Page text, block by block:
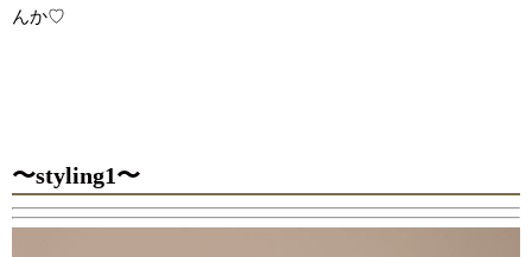
んか♡
〜styling1〜